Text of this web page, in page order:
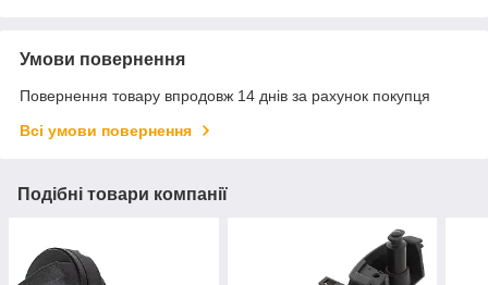
Умови повернення
Повернення товару впродовж 14 днів за рахунок покупця
Всі умови повернення
Подібні товари компанії